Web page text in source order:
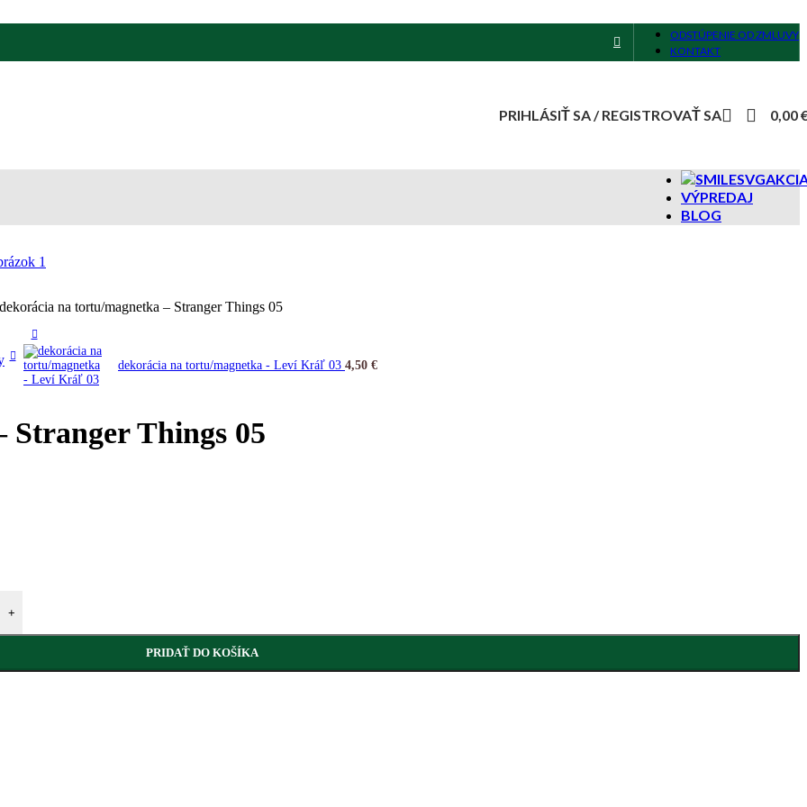
ODSTÚPENIE OD ZMLUVY
KONTAKT
PRIHLÁSIŤ SA / REGISTROVAŤ SA 0,00
VÝPREDAJ
BLOG
dekorácia na tortu/magnetka – Stranger Things 05
dekorácia na tortu/magnetka - Leví Kráľ 03 4,50 €
Stranger Things 05
+
PRIDAŤ DO KOŠÍKA